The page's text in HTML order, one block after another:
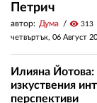
Петрич
автор: Дума visibility 313
четвъртък, 06 Август
Илияна Йотова:
изкуствения
перспективи